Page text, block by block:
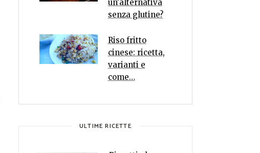
un'alternativa
senza glutine?
Riso fritto
cinese: ricetta,
varianti e
come…
ULTIME RICETTE